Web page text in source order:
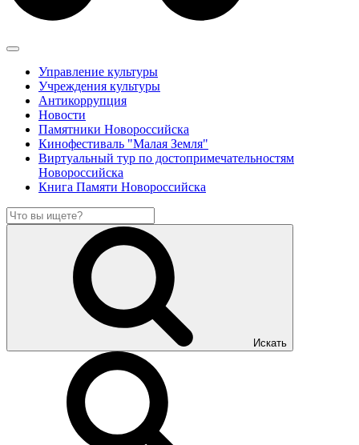
Управление культуры
Учреждения культуры
Антикоррупция
Новости
Памятники Новороссийска
Кинофестиваль "Малая Земля"
Виртуальный тур по достопримечательностям
Новороссийска
Книга Памяти Новороссийска
Искать